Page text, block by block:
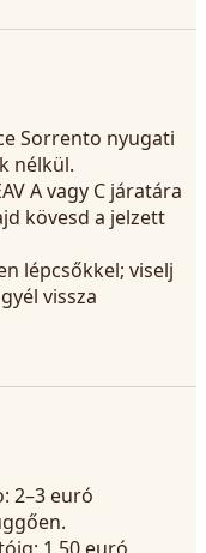
Sorrento nyugati
nélkül.
A vagy C járatára
kövesd a jelzett
lépcsőkkel; viselj
vissza
2–3 euró